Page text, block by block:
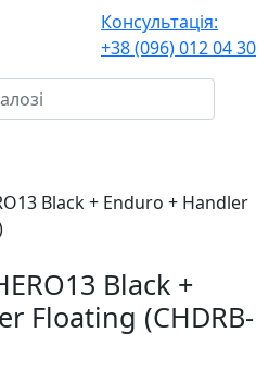
Консультація:
+38 (096) 012 04 30
Black + Enduro + Handler
Black +
Floating (CHDRB-